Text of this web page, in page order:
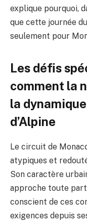
explique pourquoi,
que cette journée
seulement pour
Les défis
comment la
la
d’Alpine
Le circuit de
atypiques et
Son caractère
approche toute
conscient de ces
exigences depuis